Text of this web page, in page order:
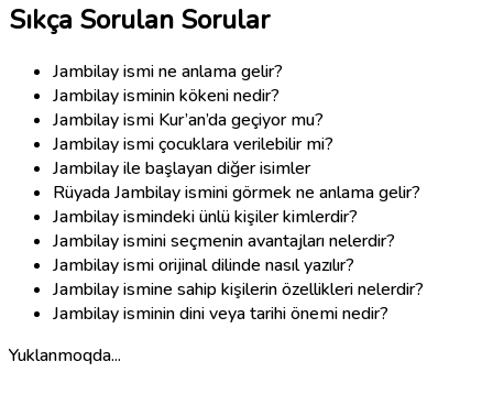
Sıkça Sorulan Sorular
Jambilay ismi ne anlama gelir?
Jambilay isminin kökeni nedir?
Jambilay ismi Kur’an’da geçiyor mu?
Jambilay ismi çocuklara verilebilir mi?
Jambilay ile başlayan diğer isimler
Rüyada Jambilay ismini görmek ne anlama gelir?
Jambilay ismindeki ünlü kişiler kimlerdir?
Jambilay ismini seçmenin avantajları nelerdir?
Jambilay ismi orijinal dilinde nasıl yazılır?
Jambilay ismine sahip kişilerin özellikleri nelerdir?
Jambilay isminin dini veya tarihi önemi nedir?
Yuklanmoqda...